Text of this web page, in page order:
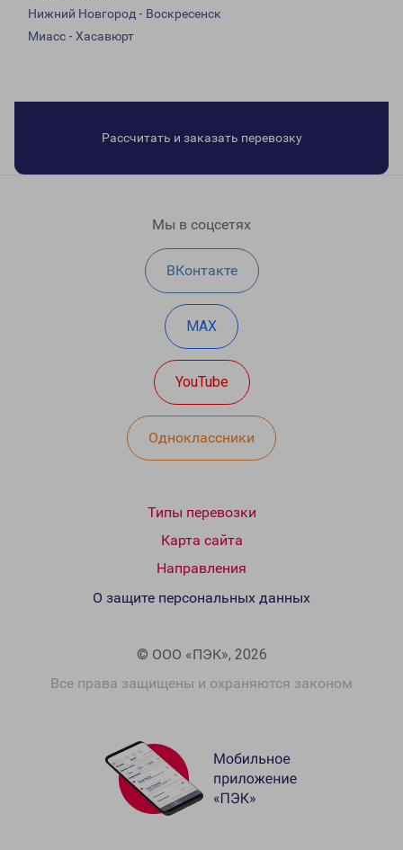
Нижний Новгород - Воскресенск
Миасс - Хасавюрт
Рассчитать и заказать перевозку
Мы в соцсетях
ВКонтакте
MAX
YouTube
Одноклассники
Типы перевозки
Карта сайта
Направления
© ООО «ПЭК», 2026
Все права защищены и охраняются законом
О защите персональных данных